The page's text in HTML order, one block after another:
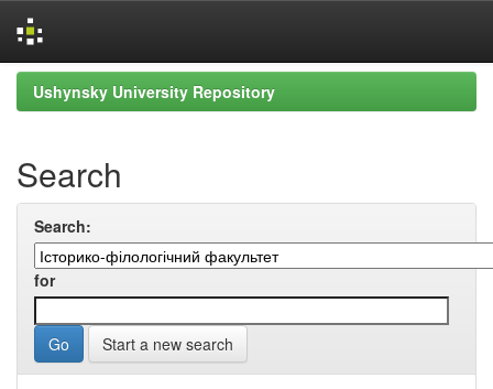
Skip
navigation
Ushynsky University Repository
Search
Search:
for
Start a new search